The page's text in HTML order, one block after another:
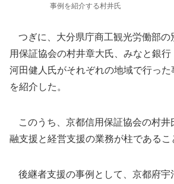
事例を紹介する村井氏
つぎに、大分県庁商工観光労働部の
用保証協会の村井章大氏、みなと銀
河田健人氏がそれぞれの地域で行っ
を紹介した。
このうち、京都信用保証協会の村井
融支援と経営支援の業務が柱であるこ
後継者支援の事例として、京都府宇